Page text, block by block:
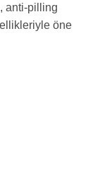
anti-pilling
öne